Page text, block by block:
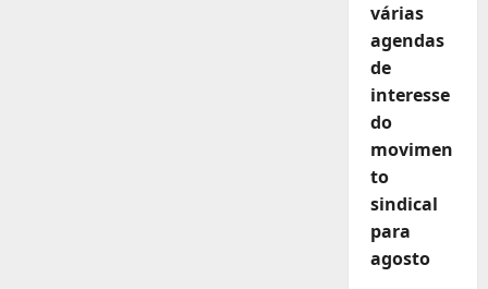
várias
agendas
de
interesse
do
movimen
to
sindical
para
agosto